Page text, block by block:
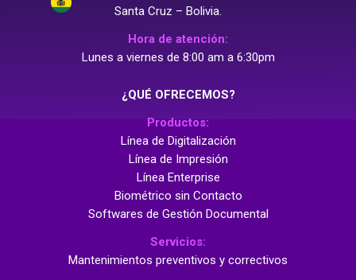
Santa Cruz – Bolivia.
Hora de atención:
Lunes a viernes de 8:00 am a 6:30pm
¿QUÉ OFRECEMOS?
Productos:
Línea de Digitalización
Línea de Impresión
Línea Enterprise
Biométrico sin Contacto
Softwares de Gestión Documental
Servicios:
Mantenimientos preventivos y correctivos